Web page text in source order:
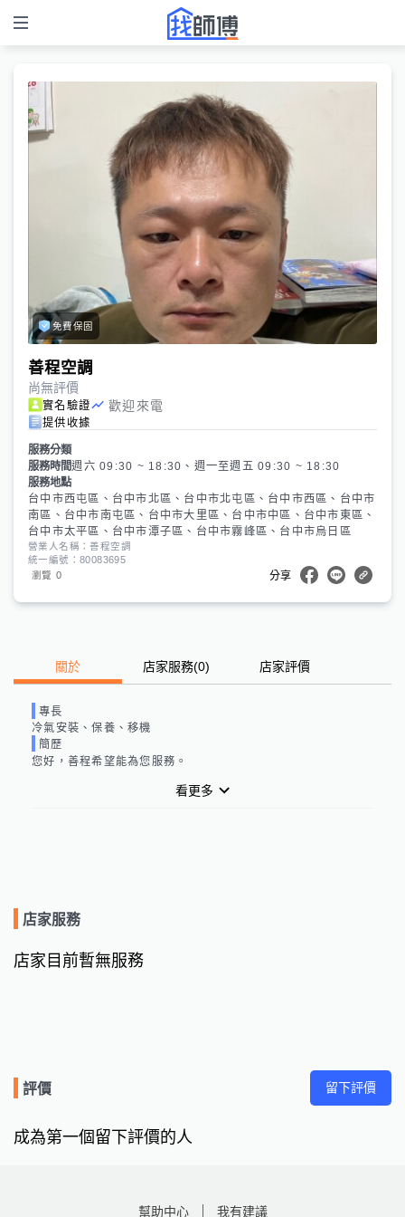
免費保固
善程空調
尚無評價
實名驗證 歡迎來電
提供收據
服務分類
服務時間週六 09:30 ~ 18:30、週一至週五 09:30 ~ 18:30
服務地點
台中市西屯區、台中市北區、台中市北屯區、台中市西區、台中市
南區、台中市南屯區、台中市大里區、台中市中區、台中市東區、
台中市太平區、台中市潭子區、台中市霧峰區、台中市烏日區
營業人名稱：善程空調
統一編號：80083695
瀏覽 0 分享
關於 店家服務(0) 店家評價
專長
冷氣安裝、保養、移機
簡歷
您好，善程希望能為您服務。
看更多
店家服務
店家目前暫無服務
評價 留下評價
成為第一個留下評價的人
幫助中心 我有建議